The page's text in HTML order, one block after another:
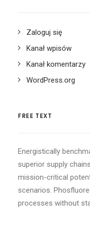
Zaloguj się
Kanał wpisów
Kanał komentarzy
WordPress.org
FREE TEXT
Energistically
superior supply
mission-critical
scenarios.
processes without